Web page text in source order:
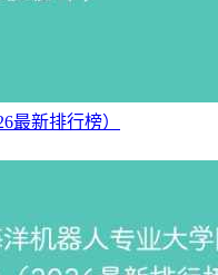
最新排行榜）